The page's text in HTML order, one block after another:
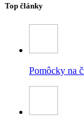
Top články
Pomôcky na